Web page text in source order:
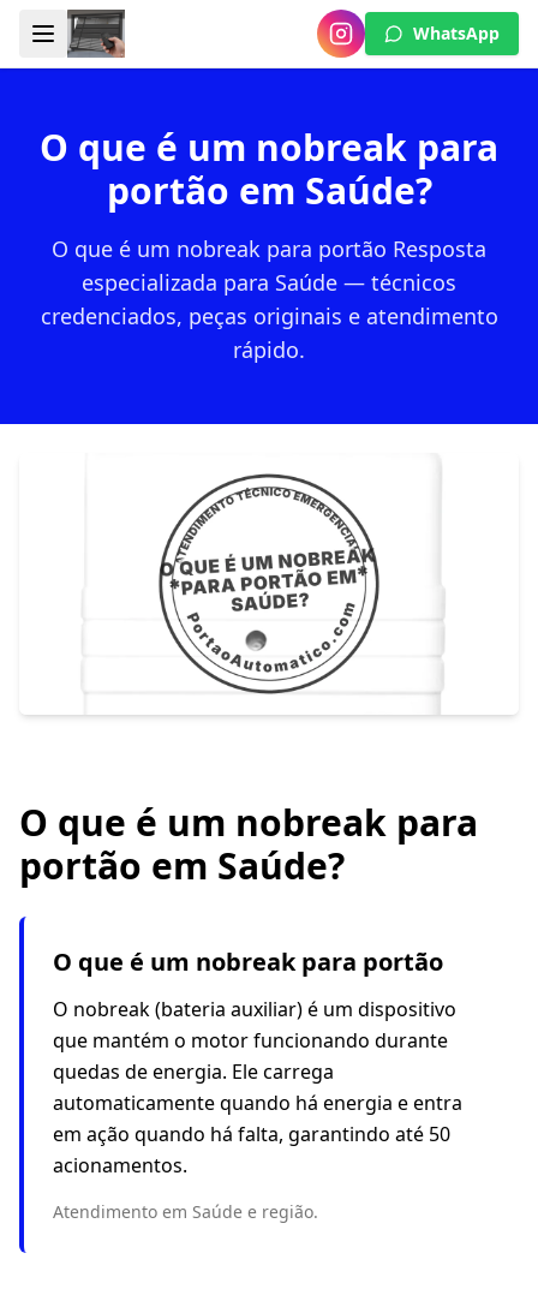
WhatsApp
O que é um nobreak para
portão em Saúde?
O que é um nobreak para portão Resposta
especializada para Saúde — técnicos
credenciados, peças originais e atendimento
rápido.
O que é um nobreak para
portão em Saúde?
O que é um nobreak para portão
O nobreak (bateria auxiliar) é um dispositivo
que mantém o motor funcionando durante
quedas de energia. Ele carrega
automaticamente quando há energia e entra
em ação quando há falta, garantindo até 50
acionamentos.
Atendimento em Saúde e região.